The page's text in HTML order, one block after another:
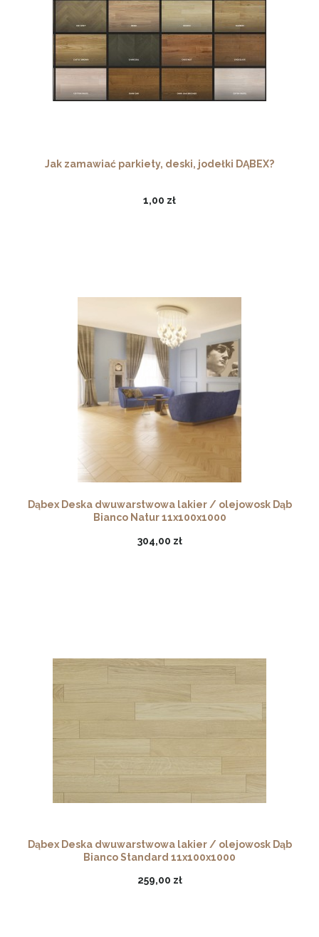
Jak zamawiać parkiety, deski, jodełki DĄBEX?
1,00 zł
Dąbex Deska dwuwarstwowa lakier / olejowosk Dąb
Bianco Natur 11x100x1000
304,00 zł
Dąbex Deska dwuwarstwowa lakier / olejowosk Dąb
Bianco Standard 11x100x1000
259,00 zł